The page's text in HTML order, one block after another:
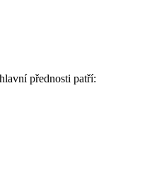
přednosti patří: